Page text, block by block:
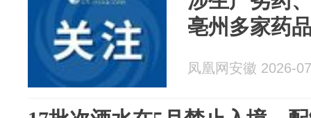
亳州多家药
凤凰网安徽 2026-